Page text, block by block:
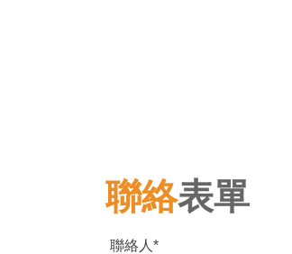
聯絡表單
聯絡人 *